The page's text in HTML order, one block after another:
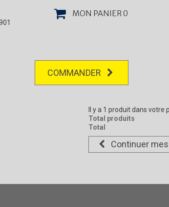
MON PANIER0
COMMANDER
Il y a 1 produit dans votre
Total produits
Total
Continuer